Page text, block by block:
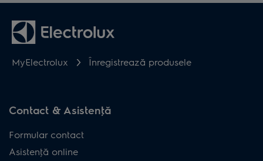
MyElectrolux Înregistrează produsele
Contact & Asistenţă
Formular contact
Asistenţă online